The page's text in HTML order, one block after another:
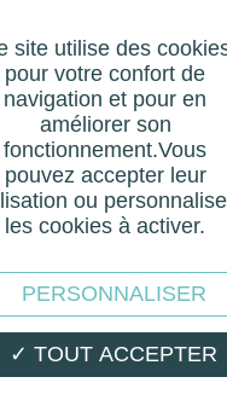
français de portes
doté d’un réseau
durable
site utilise des
pour votre confort de
navigation et pour en
améliorer son
fonctionnement.Vous
pouvez accepter leur
ou
les cookies à activer.
✓ TOUT ACCEPTER
PERSONNALISER